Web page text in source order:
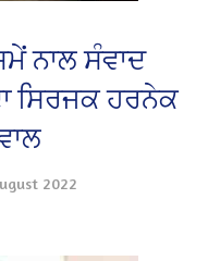
ਨਾਲ ਸੰਵਾਦ
ਸਿਰਜਕ ਹਰਨੇਕ
2022